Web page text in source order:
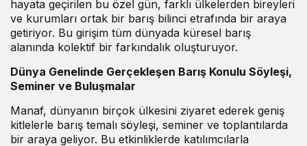
hayata geçirilen bu özel gün, farklı ülkelerden bireyleri
ve kurumları ortak bir barış bilinci etrafında bir araya
getiriyor. Bu girişim tüm dünyada küresel barış
alanında kolektif bir farkındalık oluşturuyor.
Dünya Genelinde Gerçekleşen Barış Konulu Söyleşi,
Seminer ve Buluşmalar
Manaf, dünyanın birçok ülkesini ziyaret ederek geniş
kitlelerle barış temalı söyleşi, seminer ve toplantılarda
bir araya geliyor. Bu etkinliklerde katılımcılarla